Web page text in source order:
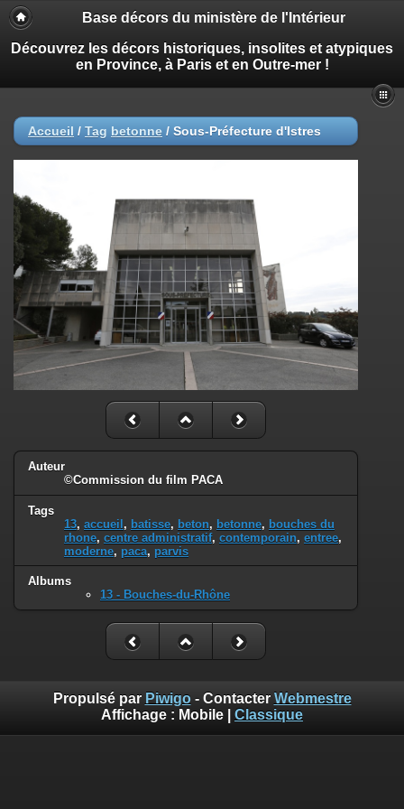
Base décors du ministère de l'Intérieur
Découvrez les décors historiques, insolites et atypiques
en Province, à Paris et en Outre-mer !
Accueil / Tag betonne / Sous-Préfecture d'Istres
Auteur
©Commission du film PACA
Tags
13, accueil, batisse, beton, betonne, bouches du
rhone, centre administratif, contemporain, entree,
moderne, paca, parvis
Albums
13 - Bouches-du-Rhône
Propulsé par Piwigo- Contacter Webmestre
Affichage : Mobile Classique